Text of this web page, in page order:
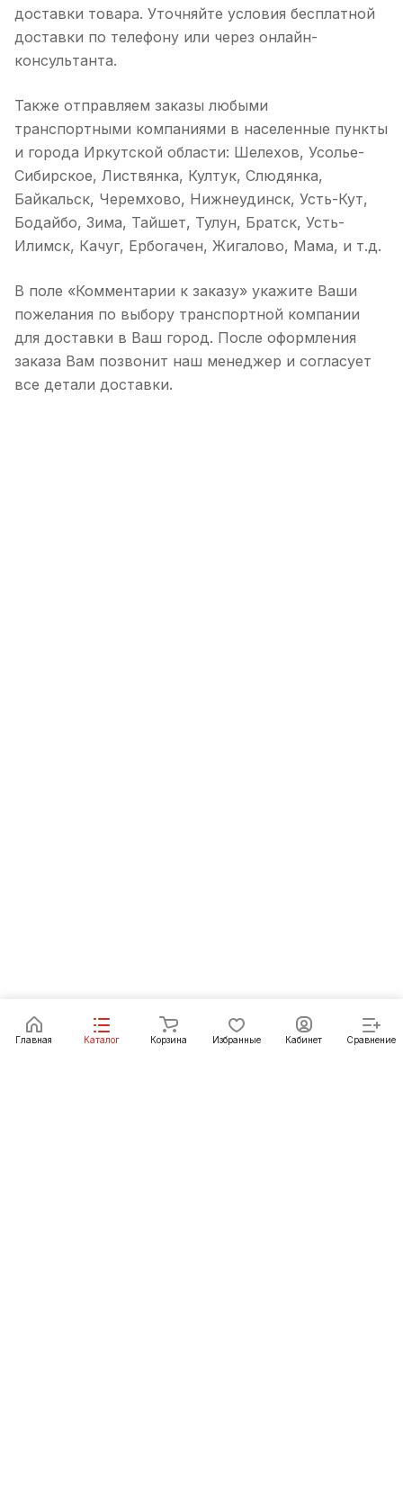
доставки товара. Уточняйте условия бесплатной
доставки по телефону или через онлайн-
консультанта.
Также отправляем заказы любыми
транспортными компаниями в населенные пункты
и города Иркутской области: Шелехов, Усолье-
Сибирское, Листвянка, Култук, Слюдянка,
Байкальск, Черемхово, Нижнеудинск, Усть-Кут,
Бодайбо, Зима, Тайшет, Тулун, Братск, Усть-
Илимск, Качуг, Ербогачен, Жигалово, Мама, и т.д.
В поле «Комментарии к заказу» укажите Ваши
пожелания по выбору транспортной компании
для доставки в Ваш город. После оформления
заказа Вам позвонит наш менеджер и согласует
все детали доставки.
Главная Каталог Корзина Избранные Кабинет Сравнение